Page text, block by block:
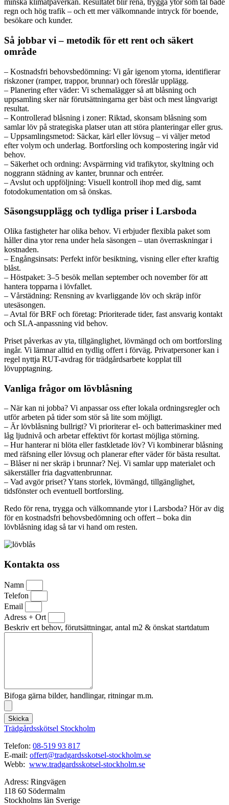
minska klimatpåverkan. Resultatet blir rena, trygga ytor som tål både
regn och hög trafik – och ett mer välkomnande intryck för boende,
besökare och kunder.
Så jobbar vi – metodik för ett rent och säkert
område
– Kostnadsfri behovsbedömning: Vi går igenom ytorna, identifierar
riskzoner (ramper, trappor, brunnar) och föreslår upplägg.
– Planering efter väder: Vi schemalägger så att blåsning och
uppsamling sker när förutsättningarna ger bäst och mest långvarigt
resultat.
– Kontrollerad blåsning i zoner: Riktad, skonsam blåsning som
samlar löv på strategiska platser utan att störa planteringar eller grus.
– Uppsamlingsmetod: Säckar, kärl eller lövsug – vi väljer metod
efter volym och underlag. Bortforsling och kompostering ingår vid
behov.
– Säkerhet och ordning: Avspärrning vid trafikytor, skyltning och
noggrann städning av kanter, brunnar och entréer.
– Avslut och uppföljning: Visuell kontroll ihop med dig, samt
fotodokumentation om så önskas.
Säsongsupplägg och tydliga priser i Larsboda
Olika fastigheter har olika behov. Vi erbjuder flexibla paket som
håller dina ytor rena under hela säsongen – utan överraskningar i
kostnaden.
– Engångsinsats: Perfekt inför besiktning, visning eller efter kraftig
blåst.
– Höstpaket: 3–5 besök mellan september och november för att
hantera topparna i lövfallet.
– Vårstädning: Rensning av kvarliggande löv och skräp inför
utesäsongen.
– Avtal för BRF och företag: Prioriterade tider, fast ansvarig kontakt
och SLA-anpassning vid behov.
Priset påverkas av yta, tillgänglighet, lövmängd och om bortforsling
ingår. Vi lämnar alltid en tydlig offert i förväg. Privatpersoner kan i
regel nyttja RUT-avdrag för trädgårdsarbete kopplat till
lövupptagning.
Vanliga frågor om lövblåsning
– När kan ni jobba? Vi anpassar oss efter lokala ordningsregler och
utför arbeten på tider som stör så lite som möjligt.
– Är lövblåsning bullrigt? Vi prioriterar el- och batterimaskiner med
låg ljudnivå och arbetar effektivt för kortast möjliga störning.
– Hur hanterar ni blöta eller fastkletade löv? Vi kombinerar blåsning
med räfsning eller lövsug och planerar efter väder för bästa resultat.
– Blåser ni ner skräp i brunnar? Nej. Vi samlar upp materialet och
säkerställer fria dagvattenbrunnar.
– Vad avgör priset? Ytans storlek, lövmängd, tillgänglighet,
tidsfönster och eventuell bortforsling.
Redo för rena, trygga och välkomnande ytor i Larsboda? Hör av dig
för en kostnadsfri behovsbedömning och offert – boka din
lövblåsning idag så tar vi hand om resten.
Kontakta oss
Namn
Telefon
Email
Adress + Ort
Beskriv ert behov, förutsättningar, antal m2 & önskat startdatum
Bifoga gärna bilder, handlingar, ritningar m.m.
Skicka
Trädgårdsskötsel Stockholm
Telefon: 08-519 93 817
E-mail: offert@tradgardsskotsel-stockholm.se
Webb: www.tradgardsskotsel-stockholm.se
Adress: Ringvägen
118 60 Södermalm
Stockholms län Sverige